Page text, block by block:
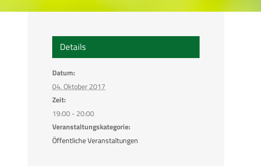
Details
Datum:
04. Oktober 2017
Zeit:
19:00 - 20:00
Veranstaltungskategorie:
Öffentliche Veranstaltungen